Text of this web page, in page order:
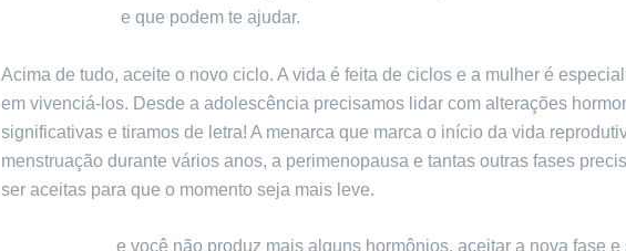
e que podem te ajudar.
Acima de tudo, aceite o novo ciclo. A vida é feita de ciclos e a mulher é
em vivenciá-los. Desde a adolescência precisamos lidar com alterações
significativas e tiramos de letra! A menarca que marca o início da vida
menstruação durante vários anos, a perimenopausa e tantas outras fases
ser aceitas para que o momento seja mais leve.
e você não produz mais alguns hormônios, aceitar a nova fase e